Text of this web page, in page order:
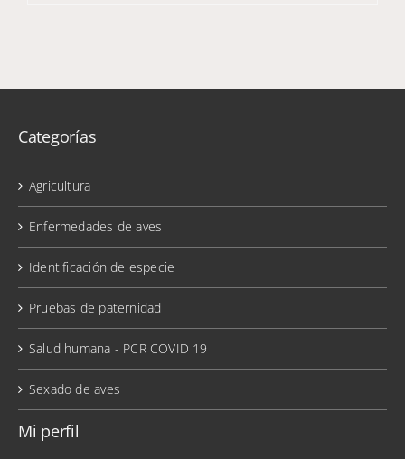
Categorías
Agricultura
Enfermedades de aves
Identificación de especie
Pruebas de paternidad
Salud humana - PCR COVID 19
Sexado de aves
Mi perfil